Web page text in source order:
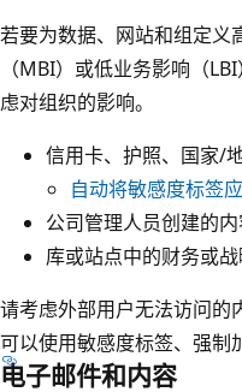
若要为数据、网站和组定义
（MBI）或低业务影响（
虑对组织的影响。
信用卡、护照、国家/
自动将敏感度标签
公司管理人员创建的
库或站点中的财务或战
请考虑外部用户无法访问的
可以使用敏感度标签、强制
电子邮件和内容